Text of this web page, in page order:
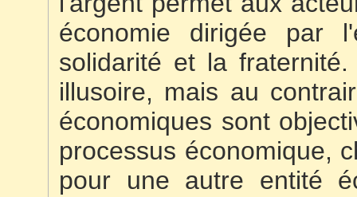
économie dirigée par
solidarité et la
illusoire, mais au
économiques sont
processus économique,
pour une autre entité